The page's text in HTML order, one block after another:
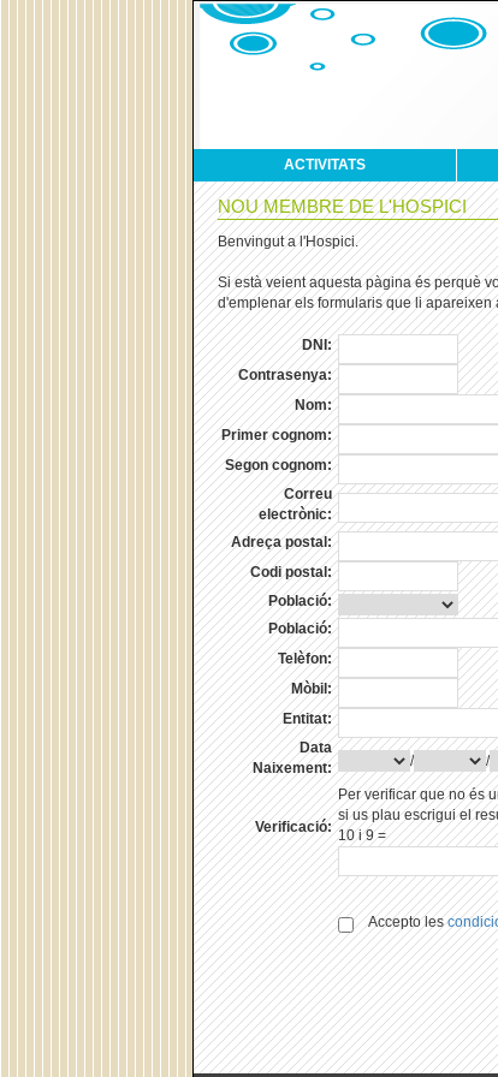
ACTIVITATS
NOU MEMBRE DE L'HOSPICI
Benvingut a l'Hospici.
Si està veient aquesta pàgina és perquè
d'emplenar els formularis que li
DNI:
Contrasenya:
Nom:
Primer cognom:
Segon cognom:
Correu
electrònic:
Adreça postal:
Codi postal:
Població:
Població:
Telèfon:
Mòbil:
Entitat:
Data
Naixement:
/ /
Verificació:
Per verificar que no és
si us plau escrigui el
10 i 9 =
Accepto les